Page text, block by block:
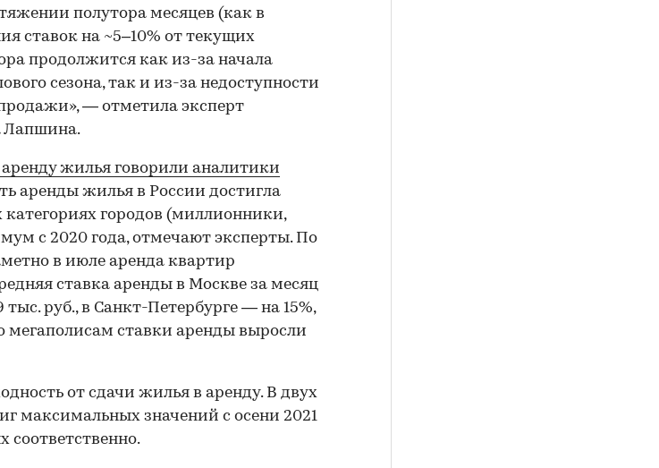
полутора месяцев (как в
ставок на ~5–10% от текущих
продолжится как из-за начала
сезона, так и из-за недоступности
— отметила эксперт
Лапшина.
аренду жилья говорили аналитики
аренды жилья в России достигла
городов (миллионники,
с 2020 года, отмечают эксперты. По
в июле аренда квартир
ставка аренды в Москве за месяц
тыс. руб., в Санкт-Петербурге — на 15%,
мегаполисам ставки аренды выросли
от сдачи жилья в аренду. В двух
максимальных значений с осени 2021
соответственно.